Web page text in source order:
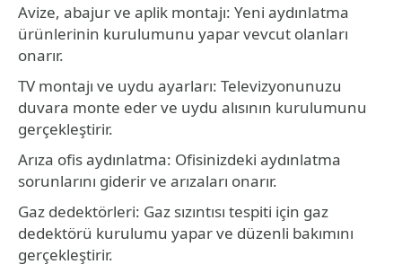
Avize, abajur ve aplik montajı: Yeni aydınlatma
ürünlerinin kurulumunu yapar vevcut olanları
onarır.
TV montajı ve uydu ayarları: Televizyonunuzu
duvara monte eder ve uydu alısının kurulumunu
gerçekleştirir.
Arıza ofis aydınlatma: Ofisinizdeki aydınlatma
sorunlarını giderir ve arızaları onarır.
Gaz dedektörleri: Gaz sızıntısı tespiti için gaz
dedektörü kurulumu yapar ve düzenli bakımını
gerçekleştirir.